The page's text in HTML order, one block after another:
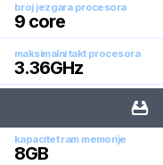
broj jezgara procesora
9 core
maksimalni takt procesora
3.36GHz
kapacitet ram memorije
8GB